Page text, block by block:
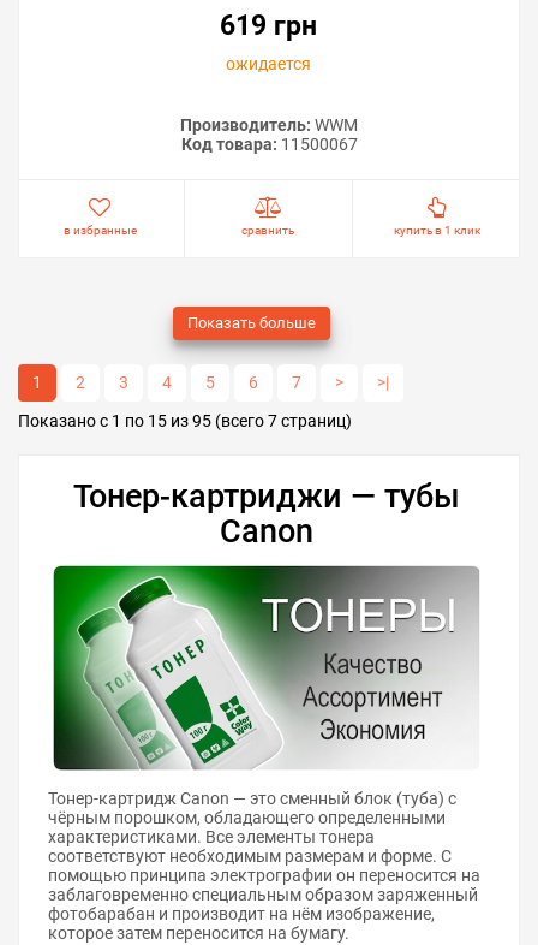
619 грн
ожидается
Производитель: WWM
Код товара: 11500067
в избранные сравнить купить в 1 клик
Показать больше
1 2 3 4 5 6 7 >
>|
Показано с 1 по 15 из 95 (всего 7 страниц)
Тонер-картриджи — тубы
Canon
Тонер-картридж Canon — это сменный блок (туба) с
чёрным порошком, обладающего определенными
характеристиками. Все элементы тонера
соответствуют необходимым размерам и форме. С
помощью принципа электрографии он переносится на
заблаговременно специальным образом заряженный
фотобарабан и производит на нём изображение,
которое затем переносится на бумагу.